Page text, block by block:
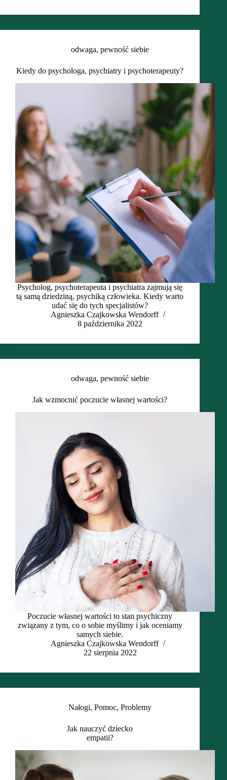
odwaga,pewność siebie
Kiedy do psychologa, psychiatry i psychoterapeuty?
Psycholog, psychoterapeuta i psychiatra zajmują się
tą samą dziedziną, psychiką człowieka. Kiedy warto
udać się do tych specjalistów?
Agnieszka Czajkowska Wendorff
8 października 2022
odwaga,pewność siebie
Jak wzmocnić poczucie własnej wartości?
Poczucie własnej wartości to stan psychiczny
związany z tym, co o sobie myślimy i jak oceniamy
samych siebie.
Agnieszka Czajkowska Wendorff
22 sierpnia 2022
Nałogi,Pomoc,Problemy
Jak nauczyć dziecko
empatii?